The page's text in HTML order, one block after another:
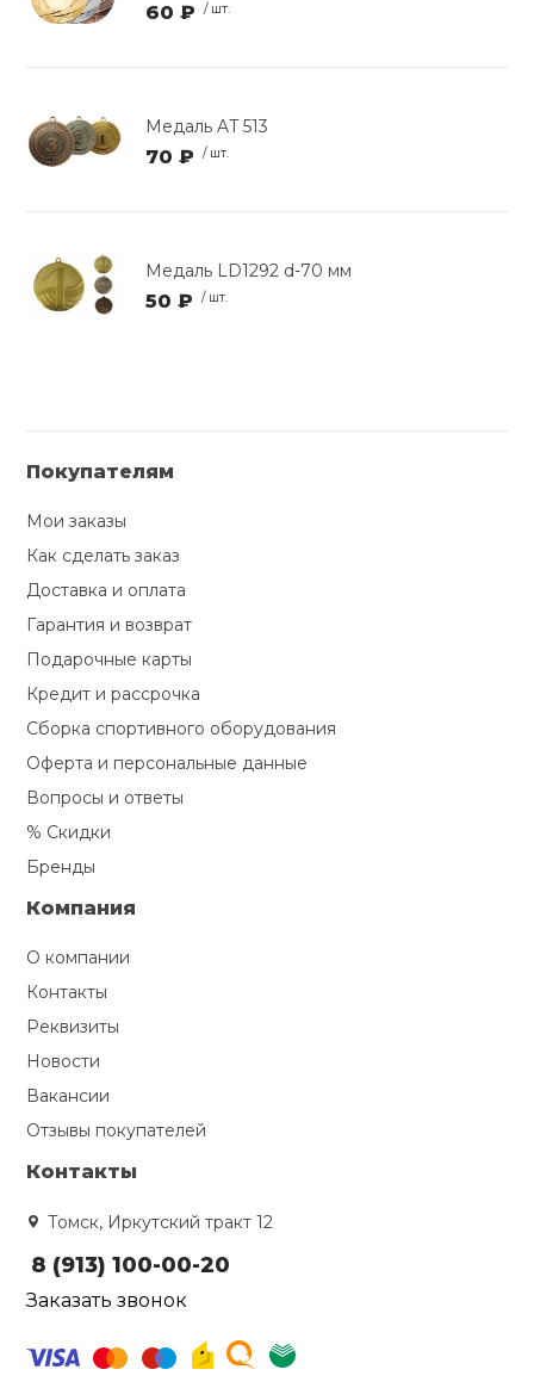
60 ₽ / шт.
Медаль AT 513
70 ₽ / шт.
Медаль LD1292 d-70 мм
50 ₽ / шт.
Покупателям
Мои заказы
Как сделать заказ
Доставка и оплата
Гарантия и возврат
Подарочные карты
Кредит и рассрочка
Сборка спортивного оборудования
Оферта и персональные данные
Вопросы и ответы
% Скидки
Бренды
Компания
О компании
Контакты
Реквизиты
Новости
Вакансии
Отзывы покупателей
Контакты
Томск, Иркутский тракт 12
8 (913) 100-00-20
Заказать звонок